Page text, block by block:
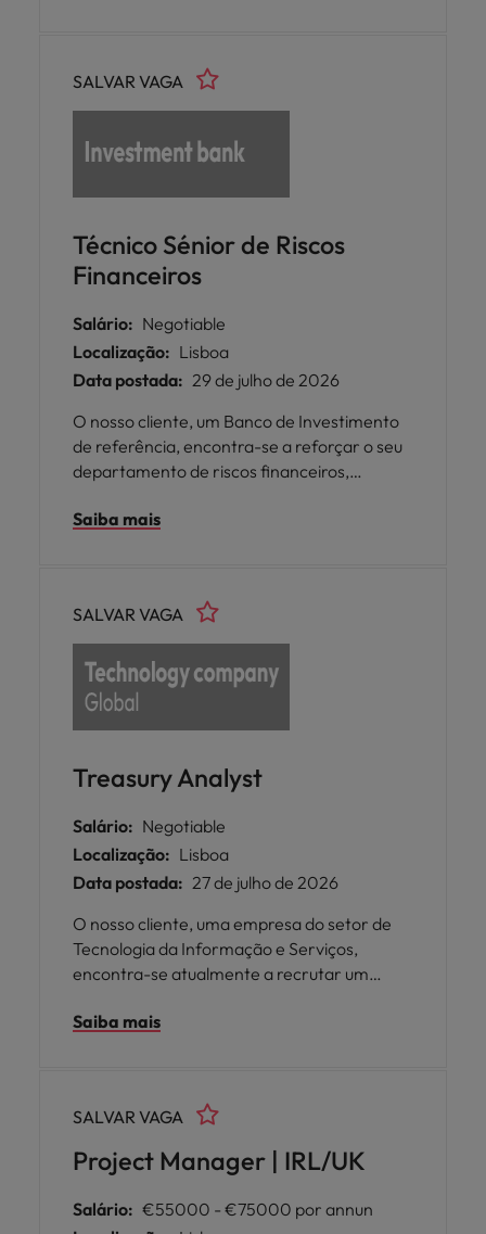
mais de 30 anos de experiência e presença
internacional na Europa, África e América.
Técnico Sénior de Riscos
Financeiros
SALVAR VAGA
Salário: Negotiable
Localização: Lisboa
Data postada: 29 de julho de 2026
O nosso cliente, um Banco de Investimento
de referência, encontra-se a reforçar o seu
departamento de riscos financeiros,
Financeiro Sénior, para integrar uma função
Saiba mais
Treasury Analyst
SALVAR VAGA
Salário: Negotiable
Localização: Lisboa
Data postada: 27 de julho de 2026
O nosso cliente, uma empresa do setor de
Tecnologia da Informação e Serviços,
encontra-se atualmente a recrutar um
em Lisboa.
Saiba mais
Project Manager | IRL/UK
SALVAR VAGA
Salário: €55000 - €75000 por annun